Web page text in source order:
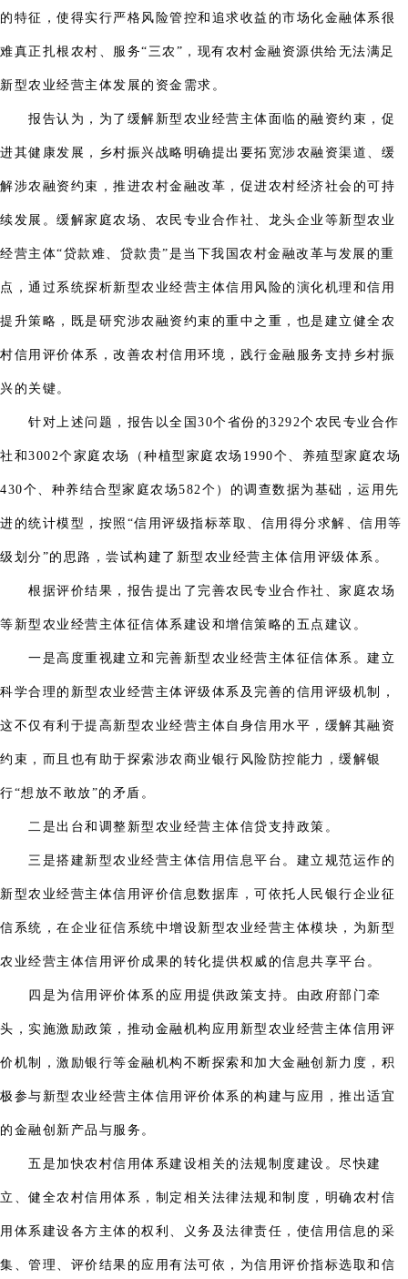
的特征，使得实行严格风险管控和追求收益的市场化金融体系很
难真正扎根农村、服务“三农”，现有农村金融资源供给无法满足
新型农业经营主体发展的资金需求。
报告认为，为了缓解新型农业经营主体面临的融资约束，促
进其健康发展，乡村振兴战略明确提出要拓宽涉农融资渠道、缓
解涉农融资约束，推进农村金融改革，促进农村经济社会的可持
续发展。缓解家庭农场、农民专业合作社、龙头企业等新型农业
经营主体“贷款难、贷款贵”是当下我国农村金融改革与发展的重
点，通过系统探析新型农业经营主体信用风险的演化机理和信用
提升策略，既是研究涉农融资约束的重中之重，也是建立健全农
村信用评价体系，改善农村信用环境，践行金融服务支持乡村振
兴的关键。
针对上述问题，报告以全国30个省份的3292个农民专业合作
社和3002个家庭农场（种植型家庭农场1990个、养殖型家庭农场
430个、种养结合型家庭农场582个）的调查数据为基础，运用先
进的统计模型，按照“信用评级指标萃取、信用得分求解、信用等
级划分”的思路，尝试构建了新型农业经营主体信用评级体系。
根据评价结果，报告提出了完善农民专业合作社、家庭农场
等新型农业经营主体征信体系建设和增信策略的五点建议。
一是高度重视建立和完善新型农业经营主体征信体系。建立
科学合理的新型农业经营主体评级体系及完善的信用评级机制，
这不仅有利于提高新型农业经营主体自身信用水平，缓解其融资
约束，而且也有助于探索涉农商业银行风险防控能力，缓解银
行“想放不敢放”的矛盾。
二是出台和调整新型农业经营主体信贷支持政策。
三是搭建新型农业经营主体信用信息平台。建立规范运作的
新型农业经营主体信用评价信息数据库，可依托人民银行企业征
信系统，在企业征信系统中增设新型农业经营主体模块，为新型
农业经营主体信用评价成果的转化提供权威的信息共享平台。
四是为信用评价体系的应用提供政策支持。由政府部门牵
头，实施激励政策，推动金融机构应用新型农业经营主体信用评
价机制，激励银行等金融机构不断探索和加大金融创新力度，积
极参与新型农业经营主体信用评价体系的构建与应用，推出适宜
的金融创新产品与服务。
五是加快农村信用体系建设相关的法规制度建设。尽快建
立、健全农村信用体系，制定相关法律法规和制度，明确农村信
用体系建设各方主体的权利、义务及法律责任，使信用信息的采
集、管理、评价结果的应用有法可依，为信用评价指标选取和信